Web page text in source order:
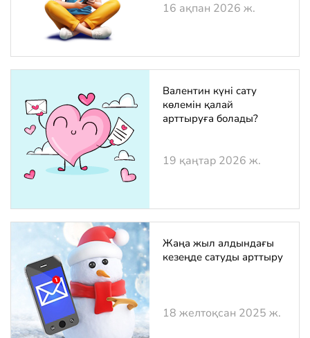
16 ақпан 2026 ж.
Валентин күні сату
көлемін қалай
арттыруға болады?
19 қаңтар 2026 ж.
Жаңа жыл алдындағы
кезеңде сатуды арттыру
18 желтоқсан 2025 ж.